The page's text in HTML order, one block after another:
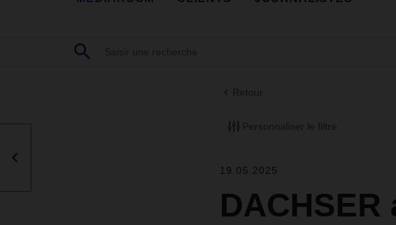
Retour
Personnaliser le filtre
19.05.2025